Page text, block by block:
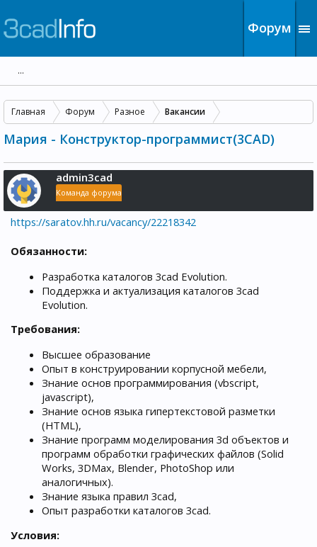
Главная Форум Разное Вакансии
Мария - Конструктор-программист(3CAD)
admin3cad
Команда форума
https://saratov.hh.ru/vacancy/22218342
Обязанности:
Разработка каталогов 3cad Evolution.
Поддержка и актуализация каталогов 3cad
Evolution.
Требования:
Высшее образование
Опыт в конструировании корпусной мебели,
Знание основ программирования (vbscript,
javascript),
Знание основ языка гипертекстовой разметки
(HTML),
Знание программ моделирования 3d объектов и
программ обработки графических файлов (Solid
Works, 3DMax, Blender, PhotoShop или
аналогичных).
Знание языка правил 3cad,
Опыт разработки каталогов 3cad.
Условия:
Форум
...